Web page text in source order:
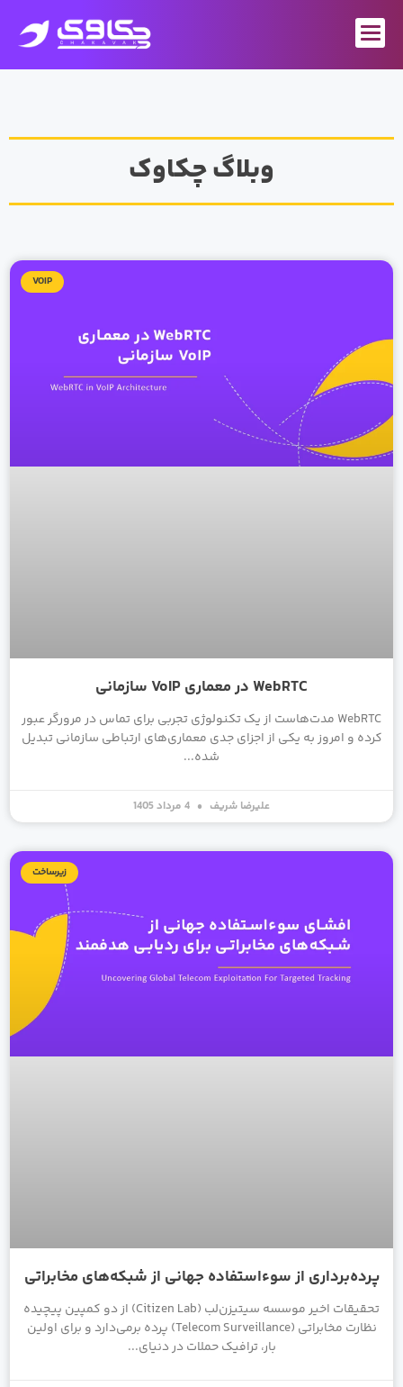
محتوا
وبلاگ چکاوک
VOIP
WebRTC در معماری VoIP سازمانی
WebRTC مدت‌هاست از یک تکنولوژی تجربی برای تماس در مرورگر عبور
کرده و امروز به یکی از اجزای جدی معماری‌های ارتباطی سازمانی تبدیل
شده
علیرضا شریف
زیرساخت
پرده‌برداری از سوءاستفاده جهانی از شبکه‌های مخابراتی
تحقیقات اخیر موسسه سیتیزن‌لب (Citizen Lab) از دو کمپین پیچیده
نظارت مخابراتی (Telecom Surveillance) پرده برمی‌دارد و برای اولین
بار، ترافیک حملات در دنیای